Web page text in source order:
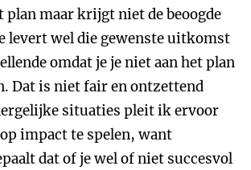
plan maar krijgt niet de beoogde
levert wel die gewenste uitkomst
omdat je je niet aan het plan
Dat is niet fair en ontzettend
situaties pleit ik ervoor
impact te spelen, want
dat of je wel of niet succesvol